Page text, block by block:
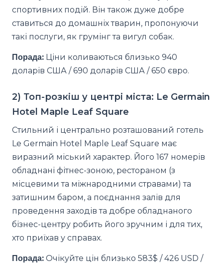
спортивних подій. Він також дуже добре
ставиться до домашніх тварин, пропонуючи
такі послуги, як грумінг та вигул собак.
Порада: Ціни коливаються близько 940
доларів США / 690 доларів США / 650 євро.
2) Топ-розкіш у центрі міста: Le Germain
Hotel Maple Leaf Square
Стильний і центрально розташований готель
Le Germain Hotel Maple Leaf Square має
виразний міський характер. Його 167 номерів
обладнані фітнес-зоною, рестораном (з
місцевими та міжнародними стравами) та
затишним баром, а поєднання залів для
проведення заходів та добре обладнаного
бізнес-центру робить його зручним і для тих,
хто приїхав у справах.
Порада: Очікуйте цін близько 583$ / 426 USD /